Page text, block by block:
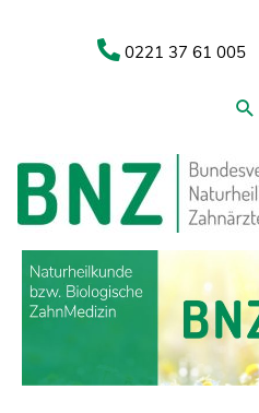
0221 37 61 005